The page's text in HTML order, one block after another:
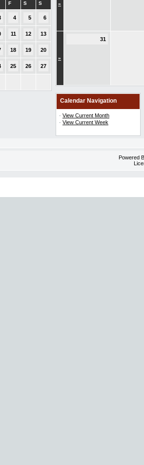
F S S
4 5 6
11 12 13
18 19 20
25 26 27
»
»
31
Calendar Navigation
· View Current Month
· View Current Week
Powered